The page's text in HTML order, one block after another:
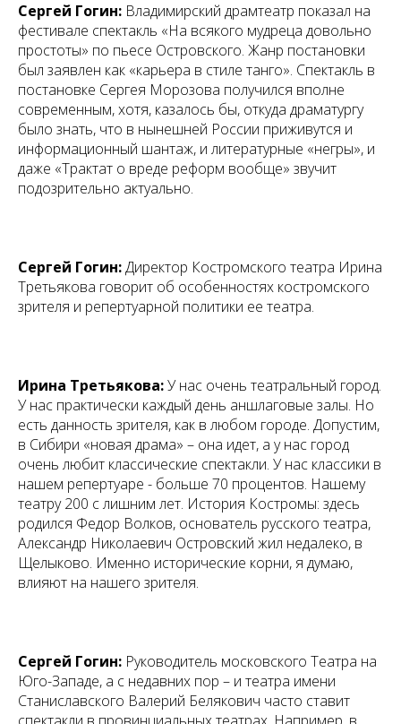
Сергей Гогин: Владимирский драмтеатр показал на
фестивале спектакль «На всякого мудреца довольно
простоты» по пьесе Островского. Жанр постановки
был заявлен как «карьера в стиле танго». Спектакль в
постановке Сергея Морозова получился вполне
современным, хотя, казалось бы, откуда драматургу
было знать, что в нынешней России приживутся и
информационный шантаж, и литературные «негры», и
даже «Трактат о вреде реформ вообще» звучит
подозрительно актуально.
Сергей Гогин:Директор Костромского театра Ирина
Третьякова говорит об особенностях костромского
зрителя и репертуарной политики ее театра.
Ирина Третьякова:У нас очень театральный город.
У нас практически каждый день аншлаговые залы. Но
есть данность зрителя, как в любом городе. Допустим,
в Сибири «новая драма» – она идет, а у нас город
очень любит классические спектакли. У нас классики в
нашем репертуаре - больше 70 процентов. Нашему
театру 200 с лишним лет. История Костромы: здесь
родился Федор Волков, основатель русского театра,
Александр Николаевич Островский жил недалеко, в
Щелыково. Именно исторические корни, я думаю,
влияют на нашего зрителя.
Сергей Гогин: Руководитель московского Театра на
Юго-Западе, а с недавних пор – и театра имени
Станиславского Валерий Белякович часто ставит